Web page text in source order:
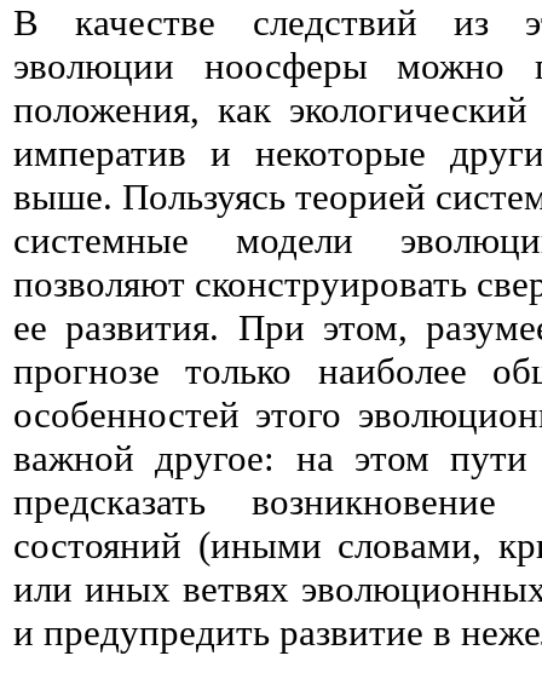
В качестве следствий из
эволюции ноосферы можно
положения, как
императив и некоторые
выше. Пользуясь теорией
системные модели
позволяют сконструировать
ее развития. При этом,
прогнозе только наиболее
особенностей этого
важной другое: на этом пути
предсказать
состояний (иными словами,
или иных ветвях
и предупредить развитие в